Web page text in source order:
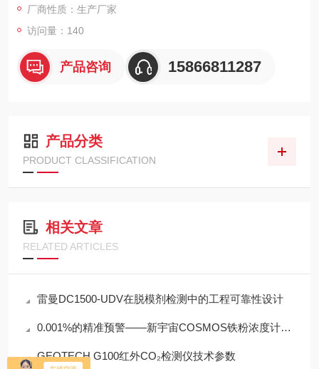
厂商性质：生产厂家
访问量：140
产品咨询 15866811287
产品分类
PRODUCT CLASSIFICATION
相关文章
RELATED ARTICLES
雷曼DC1500-UDV在脱模剂检测中的工程可靠性设计
0.001%的精准预警——新宇宙COSMOS铁粉浓度计SDM-72守护齿轮箱健康
GEOTECH G100红外CO₂检测仪技术参数